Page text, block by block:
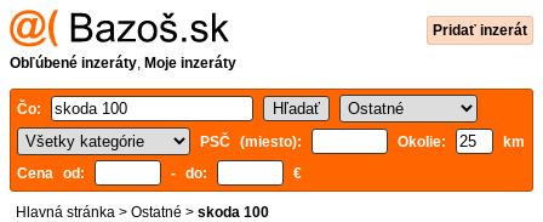
Pridať inzerát
Obľúbené inzeráty, Moje inzeráty
Čo:
PSČ (miesto):
Okolie:
km
Cena od:
- do: €
Hlavná stránka > Ostatné > skoda 100